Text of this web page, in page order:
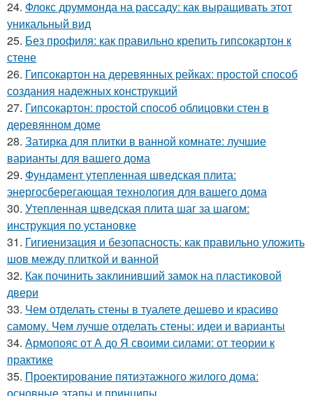
24. Флокс друммонда на рассаду: как выращивать этот
уникальный вид
25. Без профиля: как правильно крепить гипсокартон к
стене
26. Гипсокартон на деревянных рейках: простой способ
создания надежных конструкций
27. Гипсокартон: простой способ облицовки стен в
деревянном доме
28. Затирка для плитки в ванной комнате: лучшие
варианты для вашего дома
29. Фундамент утепленная шведская плита:
энергосберегающая технология для вашего дома
30. Утепленная шведская плита шаг за шагом:
инструкция по установке
31. Гигиенизация и безопасность: как правильно уложить
шов между плиткой и ванной
32. Как починить заклинивший замок на пластиковой
двери
33. Чем отделать стены в туалете дешево и красиво
самому. Чем лучше отделать стены: идеи и варианты
34. Армопояс от А до Я своими силами: от теории к
практике
35. Проектирование пятиэтажного жилого дома: